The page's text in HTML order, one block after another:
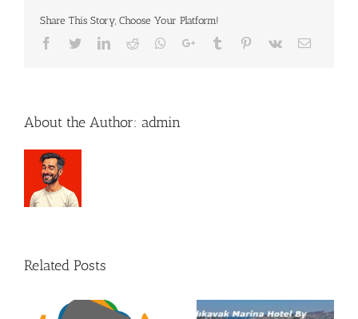
Share This Story, Choose Your Platform!
Facebook
TwitterLinkedIn
Reddit Whatsapp
Google+Tumblr Pinterest
Vk Email
About the Author: admin
Related Posts